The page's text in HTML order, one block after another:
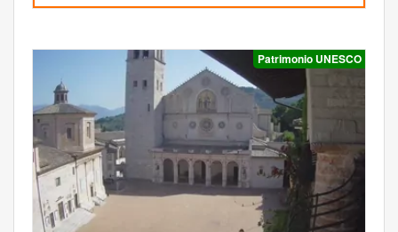
Patrimonio UNESCO